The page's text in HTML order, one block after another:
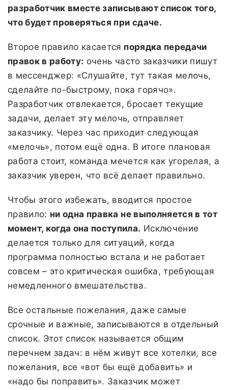
разработчик вместе записывают список того,
что будет проверяться при сдаче.
Второе правило касается порядка передачи
правок в работу: очень часто заказчики пишут
в мессенджер: «Слушайте, тут такая мелочь,
сделайте по-быстрому, пока горячо».
Разработчик отвлекается, бросает текущие
задачи, делает эту мелочь, отправляет
заказчику. Через час приходит следующая
«мелочь», потом ещё одна. В итоге плановая
работа стоит, команда мечется как угорелая, а
заказчик уверен, что всё делает правильно.
Чтобы этого избежать, вводится простое
правило: ни одна правка не выполняется в тот
момент, когда она поступила. Исключение
делается только для ситуаций, когда
программа полностью встала и не работает
совсем – это критическая ошибка, требующая
немедленного вмешательства.
Все остальные пожелания, даже самые
срочные и важные, записываются в отдельный
список. Этот список называется общим
перечнем задач: в нём живут все хотелки, все
пожелания, все «вот бы ещё добавить» и
«надо бы поправить». Заказчик может